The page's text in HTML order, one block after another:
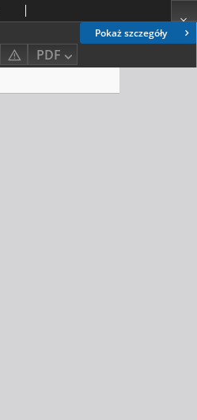
Pokaż szczegóły
PDF